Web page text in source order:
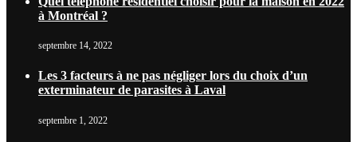
à Montréal ?
septembre 14, 2022
Les 3 facteurs à ne pas négliger lors du choix d’un
exterminateur de parasites à Laval
septembre 1, 2022